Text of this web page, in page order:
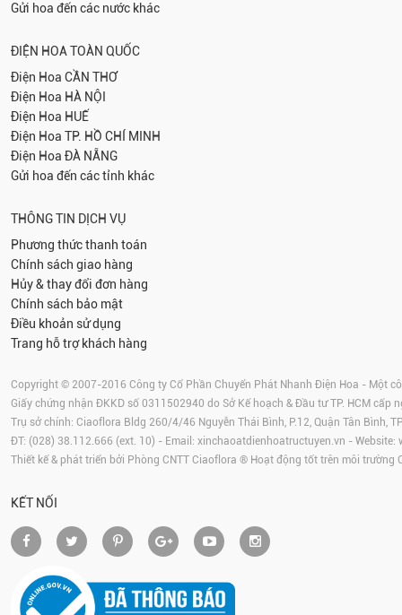
Gửi hoa đến các nước khác
ĐIỆN HOA TOÀN QUỐC
Điện Hoa CẦN THƠ
Điện Hoa HÀ NỘI
Điện Hoa HUẾ
Điện Hoa TP. HỒ CHÍ MINH
Điện Hoa ĐÀ NẴNG
Gửi hoa đến các tỉnh khác
THÔNG TIN DỊCH VỤ
Phương thức thanh toán
Chính sách giao hàng
Hủy & thay đổi đơn hàng
Chính sách bảo mật
Điều khoản sử dụng
Trang hỗ trợ khách hàng
Copyright © 2007-2016 Công ty Cổ Phần Chuyển Phát Nhanh Điện Hoa - Một
Giấy chứng nhận ĐKKD số 0311502940 do Sở Kế hoạch & Đầu tư TP. HCM cấp
Trụ sở chính: Ciaoflora Bldg 260/4/46 Nguyễn Thái Bình, P.12, Quận Tân Bình,
ĐT: (028) 38.112.666 (ext. 10) - Email: xinchaoatdienhoatructuyen.vn - Website:
Thiết kế & phát triển bởi Phòng CNTT Ciaoflora ® Hoạt động tốt trên môi trường
KẾT NỐI